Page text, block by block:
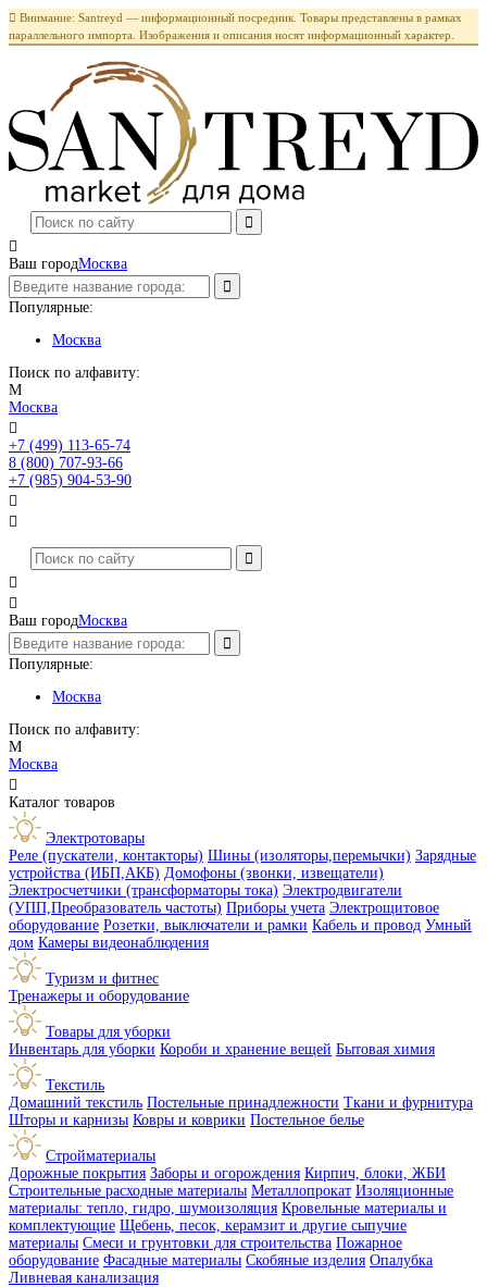
 Внимание: Santreyd — информационный посредник. Товары представлены в рамках
параллельного импорта. Изображения и описания носят информационный характер.

Ваш городМосква
Популярные:
Москва
Поиск по алфавиту:
М
Москва

+7 (499) 113-65-74
8 (800) 707-93-66
+7 (985) 904-53-90




Ваш городМосква
Популярные:
Москва
Поиск по алфавиту:
М
Москва

Каталог товаров
Электротовары
Реле (пускатели, контакторы) Шины (изоляторы,перемычки) Зарядные
устройства (ИБП,АКБ) Домофоны (звонки, извещатели)
Электросчетчики (трансформаторы тока) Электродвигатели
(УПП,Преобразователь частоты) Приборы учета Электрощитовое
оборудование Розетки, выключатели и рамки Кабель и провод Умный
дом Камеры видеонаблюдения
Туризм и фитнес
Тренажеры и оборудование
Товары для уборки
Инвентарь для уборки Короби и хранение вещей Бытовая химия
Текстиль
Домашний текстиль Постельные принадлежности Ткани и фурнитура
Шторы и карнизы Ковры и коврики Постельное белье
Стройматериалы
Дорожные покрытия Заборы и огорождения Кирпич, блоки, ЖБИ
Строительные расходные материалы Металлопрокат Изоляционные
материалы: тепло, гидро, шумоизоляция Кровельные материалы и
комплектующие Щебень, песок, керамзит и другие сыпучие
материалы Смеси и грунтовки для строительства Пожарное
оборудование Фасадные материалы Скобяные изделия Опалубка
Ливневая канализация